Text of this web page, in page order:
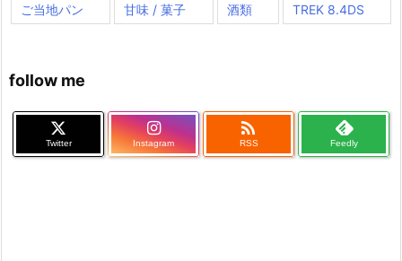
ご当地パン 甘味 / 菓子 酒類 TREK 8.4DS
follow me
Twitter Instagram

RSS Feedly